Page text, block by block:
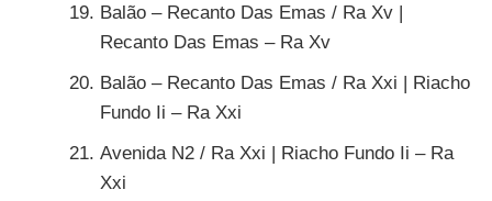
Balão – Recanto Das Emas / Ra Xv |
Recanto Das Emas – Ra Xv
Balão – Recanto Das Emas / Ra Xxi | Riacho
Fundo Ii – Ra Xxi
Avenida N2 / Ra Xxi | Riacho Fundo Ii – Ra
Xxi